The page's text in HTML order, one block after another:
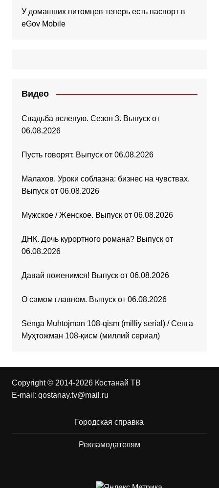
У домашних питомцев теперь есть паспорт в
eGov Mobile
Видео
Свадьба вслепую. Сезон 3. Выпуск от
06.08.2026
Пусть говорят. Выпуск от 06.08.2026
Малахов. Уроки соблазна: бизнес на чувствах.
Выпуск от 06.08.2026
Мужское / Женское. Выпуск от 06.08.2026
ДНК. Дочь курортного романа? Выпуск от
06.08.2026
Давай поженимся! Выпуск от 06.08.2026
О самом главном. Выпуск от 06.08.2026
Senga Muhtojman 108-qism (milliy serial) / Сенга
Муҳтожман 108-қисм (миллий сериал)
Copyright © 2014-2026 Костанай ТВ
E-mail: qostanay.tv@mail.ru
Городская справка
Рекламодателям